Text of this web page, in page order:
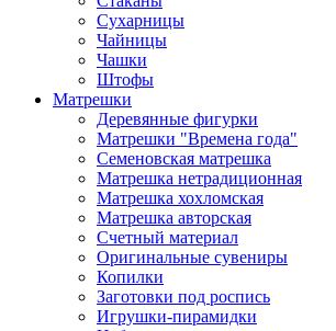
Сухарницы
Чайницы
Чашки
Штофы
Матрешки
Деревянные фигурки
Матрешки "Времена года"
Семеновская матрешка
Матрешка нетрадиционная
Матрешка хохломская
Матрешка авторская
Счетный материал
Оригинальные сувениры
Копилки
Заготовки под роспись
Игрушки-пирамидки